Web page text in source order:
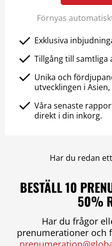
Förnyas
Exklusiva
Tillgång till samtliga
Unika och
utvecklingen i
Våra senaste
direkt i din inkorg.
Har du redan
BESTÄLL 10
50%
Har du frågor
prenumerationer och